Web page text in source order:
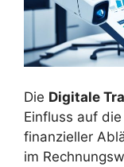
Die Digitale
Einfluss auf
finanzieller
im